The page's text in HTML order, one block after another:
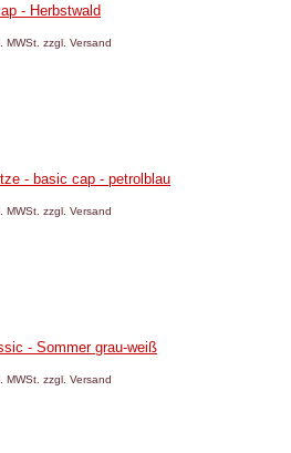
- Herbstwald
MWSt. zzgl. Versand
- basic cap - petrolblau
MWSt. zzgl. Versand
- Sommer grau-weiß
MWSt. zzgl. Versand